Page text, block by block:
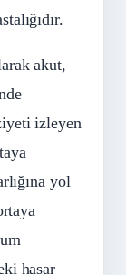
akut,
izleyen
yol
hasar